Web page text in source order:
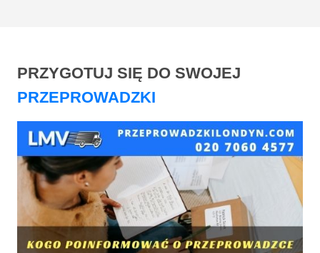
PRZYGOTUJ SIĘ DO SWOJEJ
PRZEPROWADZKI